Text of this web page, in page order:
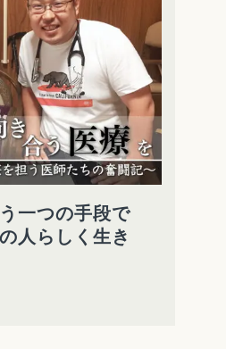
一つの手段で
人らしく生き